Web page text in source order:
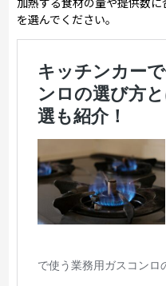
を選んでください。